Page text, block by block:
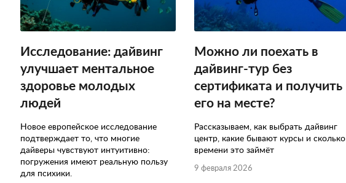
Исследование: дайвинг
улучшает ментальное
здоровье молодых
людей
Новое европейское исследование
подтверждает то, что многие
дайверы чувствуют интуитивно:
погружения имеют реальную пользу
для психики.
Можно ли поехать в
дайвинг-тур без
сертификата и получить
его на месте?
Рассказываем, как выбрать дайвинг
центр, какие бывают курсы и сколько
времени это займёт
9 февраля 2026